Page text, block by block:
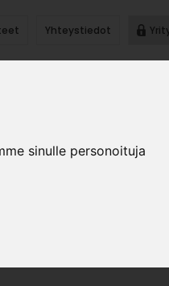
sinulle personoituja
Yhteystiedot